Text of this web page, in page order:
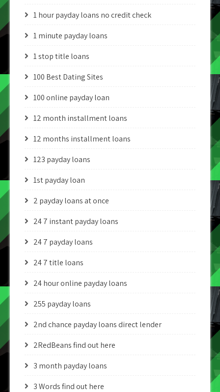
1 hour payday loans no credit check
1 minute payday loans
1 stop title loans
100 Best Dating Sites
100 online payday loan
12 month installment loans
12 months installment loans
123 payday loans
1st payday loan
2 payday loans at once
24 7 instant payday loans
24 7 payday loans
24 7 title loans
24 hour online payday loans
255 payday loans
2nd chance payday loans direct lender
2RedBeans find out here
3 month payday loans
3 Words find out here